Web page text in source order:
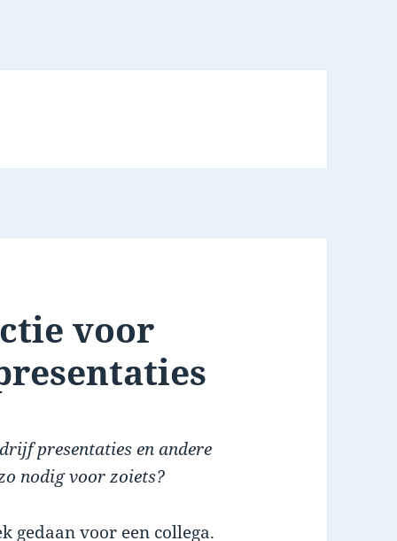
voor
presentaties en andere
nodig voor zoiets?
gedaan voor een collega.